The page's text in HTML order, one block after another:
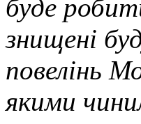
буде
знищені
повелінь
якими